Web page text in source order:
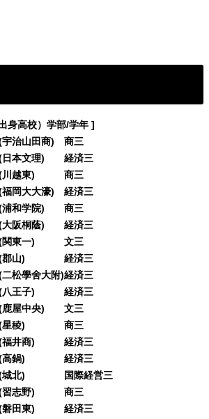
身高校）学部/学年 ]
治山田商) 商三
本文理) 経済三
(川越東) 商三
岡大大濠) 経済三
浦和学院) 商三
大阪桐蔭) 経済三
(関東一) 文三
(郡山) 経済三
松學舍大附)経済三
(八王子) 経済三
鹿屋中央) 文三
汰 (星稜) 商三
(福井商) 経済三
(高鍋) 経済三
郎(城北) 国際経営三
(習志野) 商三
(磐田東) 経済三